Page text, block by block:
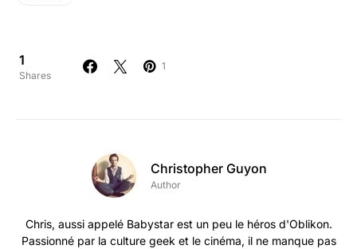
1
Shares
1
Christopher Guyon
Author
Chris, aussi appelé Babystar est un peu le héros d'Oblikon.
Passionné par la culture geek et le cinéma, il ne manque pas